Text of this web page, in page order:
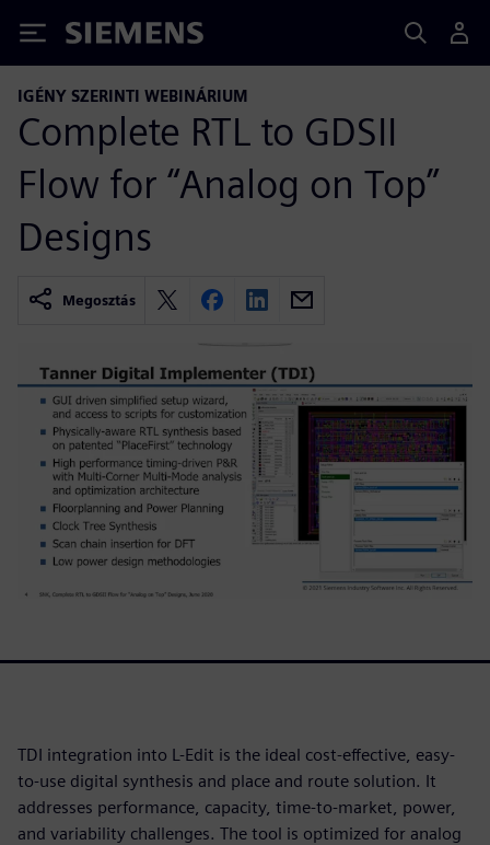
Siemens
IGÉNY SZERINTI WEBINÁRIUM
Complete RTL to GDSII
Flow for “Analog on Top”
Designs
Megosztás
TDI integration into L-Edit is the ideal cost-effective, easy-
to-use digital synthesis and place and route solution. It
addresses performance, capacity, time-to-market, power,
and variability challenges. The tool is optimized for analog